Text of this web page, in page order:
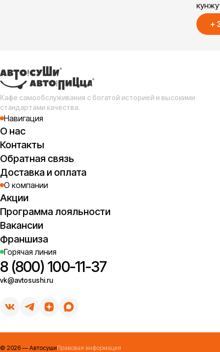
+
Кафе самообслуживания с богатой историей и высокими
стандартами качества.
Навигация
О нас
Контакты
Обратная связь
Доставка и оплата
О компании
Акции
Программа лояльности
Вакансии
Франшиза
Горячая линия
8 (800) 100-11-37
vk@avtosushi.ru
© 2026 — АвтосушиПравовая информация